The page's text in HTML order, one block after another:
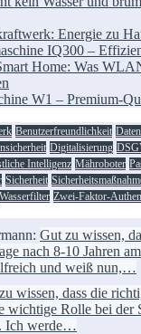
Energie zu
IQ300 –
Home: Was
W1 – Premium-
Benutzerfreundlichkeit
Digitalisierung
Intelligenz Mähroboter
Sicherheit
Wasserfilter Zwei-Faktor-
Gut zu wissen,
nach 8-10 Jahren
und weiß nun,…
wissen, dass die
wichtige Rolle bei der
Ich werde…